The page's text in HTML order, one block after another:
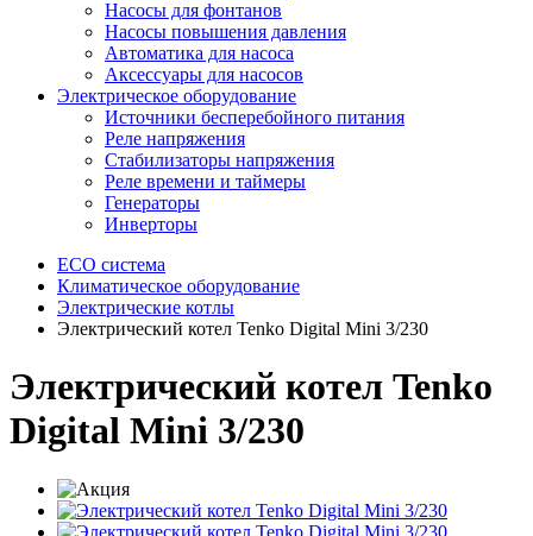
Насосы для фонтанов
Насосы повышения давления
Автоматика для насоса
Аксессуары для насосов
Электрическое оборудование
Источники бесперебойного питания
Реле напряжения
Стабилизаторы напряжения
Реле времени и таймеры
Генераторы
Инверторы
ECO система
Климатическое оборудование
Электрические котлы
Электрический котел Tenko Digital Mini 3/230
Электрический котел Tenko
Digital Mini 3/230